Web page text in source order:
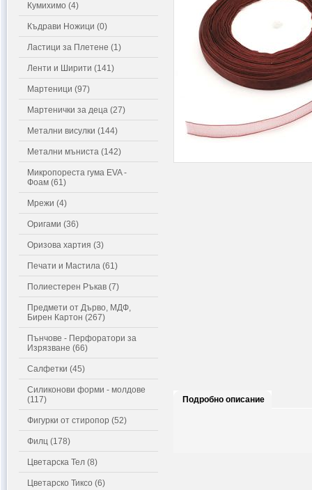
Кумихимо (4)
Къдрави Ножици (0)
Ластици за Плетене (1)
Ленти и Ширити (141)
Мартеници (97)
Мартенички за деца (27)
Метални висулки (144)
Метални мъниста (142)
Микропореста гума EVA -
Фоам (61)
Мрежи (4)
Оригами (36)
Оризова хартия (3)
Печати и Мастила (61)
Полиестерен Ръкав (7)
Предмети от Дърво, МДФ,
Бирен Картон (267)
Пънчове - Перфоратори за
Изрязване (66)
Салфетки (45)
Силиконови форми - молдове
(117)
Фигурки от стиропор (52)
Филц (178)
Цветарска Тел (8)
Цветарско Тиксо (6)
Подробно описание